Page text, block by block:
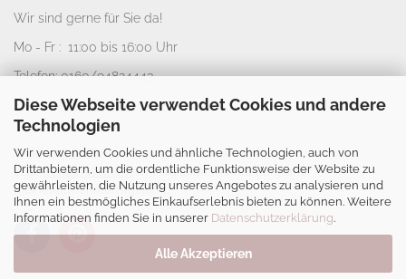
Diese Webseite verwendet Cookies und andere
Technologien
Wir verwenden Cookies und ähnliche Technologien, auch von
Drittanbietern, um die ordentliche Funktionsweise der Website zu
gewährleisten, die Nutzung unseres Angebotes zu analysieren und
Ihnen ein bestmögliches Einkaufserlebnis bieten zu können. Weitere
Informationen finden Sie in unserer Datenschutzerklärung.
Alle Akzeptieren
Wir sind gerne für Sie da!
Mo - Fr : 11:00 bis 16:00 Uhr
Telefon: 0160/94824443
E-Mail:info@nice-deko.de
*Alle angegebenen Preise sind Gesamtpreise
zzgl. Versandkosten. Umsatzsteuerbefreit aufgrund
Kleinunternehmerregelung.